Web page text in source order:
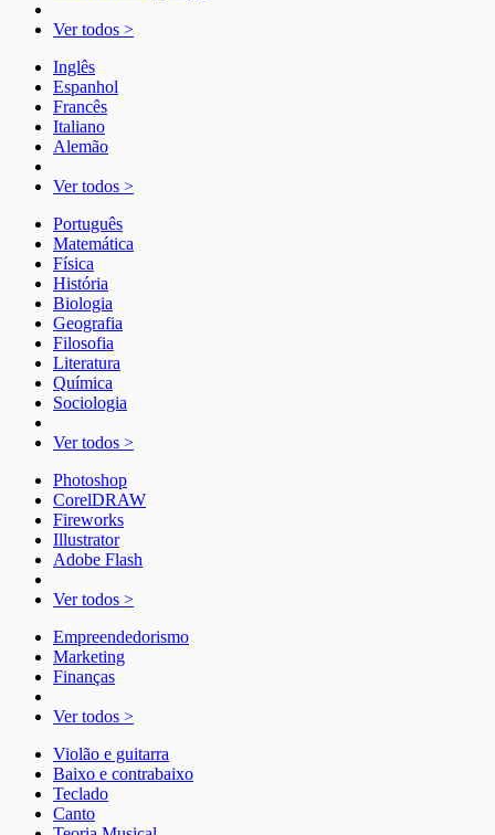
Ver todos >
Inglês
Espanhol
Francês
Italiano
Alemão
Ver todos >
Português
Matemática
Física
História
Biologia
Geografia
Filosofia
Literatura
Química
Sociologia
Ver todos >
Photoshop
CorelDRAW
Fireworks
Illustrator
Adobe Flash
Ver todos >
Empreendedorismo
Marketing
Finanças
Ver todos >
Violão e guitarra
Baixo e contrabaixo
Teclado
Canto